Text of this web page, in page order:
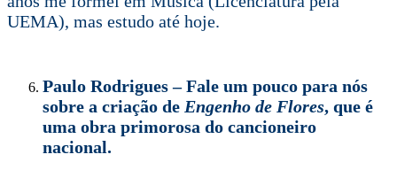
UEMA), mas estudo até hoje.
Paulo Rodrigues – Fale um pouco para nós
sobre a criação de Engenho de Flores, que é
uma obra primorosa do cancioneiro
nacional.